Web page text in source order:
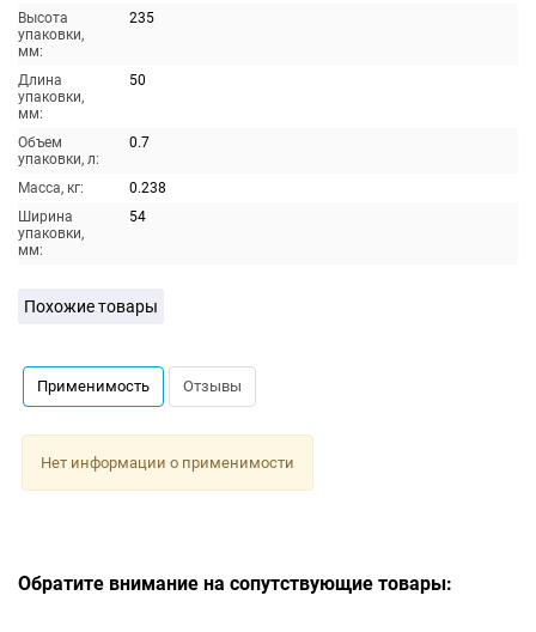
Высота
упаковки,
мм:
235
Длина
упаковки,
мм:
50
Объем
упаковки, л:
0.7
Масса, кг:
0.238
Ширина
упаковки,
мм:
54
Похожие товары
Применимость Отзывы
Нет информации о применимости
Обратите внимание на сопутствующие товары: